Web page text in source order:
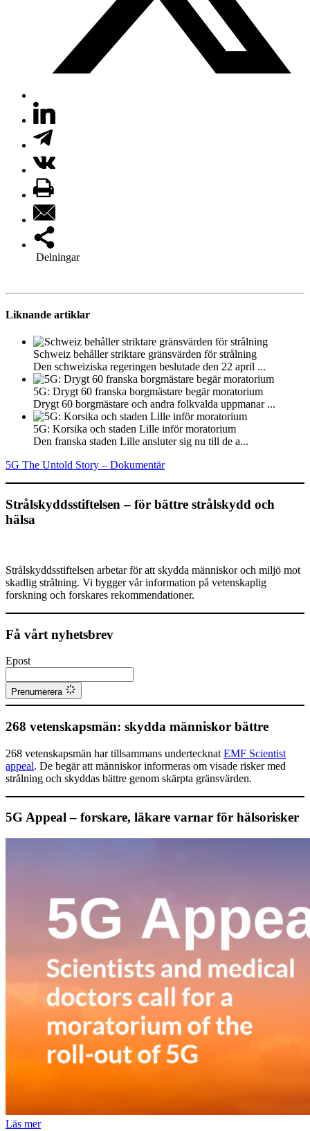
Delningar
Liknande artiklar
Schweiz behåller striktare gränsvärden för strålning
Den schweiziska regeringen beslutade den 22 april ...
5G: Drygt 60 franska borgmästare begär moratorium
Drygt 60 borgmästare och andra folkvalda uppmanar ...
5G: Korsika och staden Lille inför moratorium
Den franska staden Lille ansluter sig nu till de a...
5G The Untold Story – Dokumentär
Strålskyddsstiftelsen – för bättre strålskydd och
hälsa
Strålskyddsstiftelsen arbetar för att skydda människor och miljö mot
skadlig strålning. Vi bygger vår information på vetenskaplig
forskning och forskares rekommendationer.
Få vårt nyhetsbrev
Epost
Prenumerera
268 vetenskapsmän: skydda människor bättre
268 vetenskapsmän har tillsammans undertecknat EMF Scientist
appeal. De begär att människor informeras om visade risker med
strålning och skyddas bättre genom skärpta gränsvärden.
5G Appeal – forskare, läkare varnar för hälsorisker
Läs mer